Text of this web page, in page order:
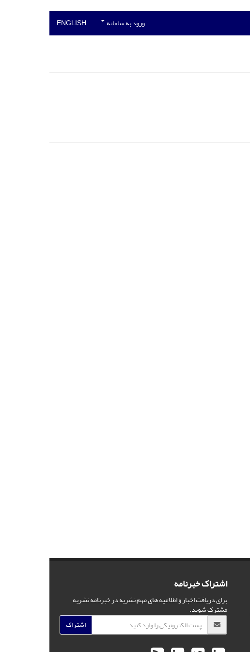
ورود به سامانه ENGLISH
اشتراک خبرنامه
برای دریافت اخبار و اطلاعیه های مهم نشریه در خبرنامه نشریه
مشترک شوید.
اشتراک